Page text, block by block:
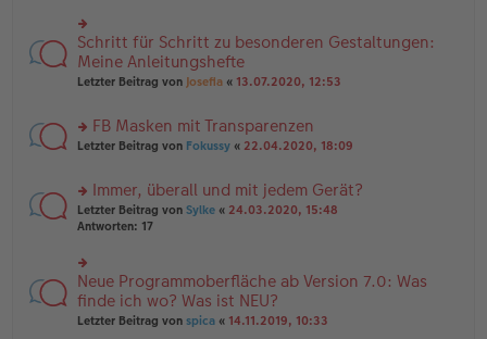
g
B
ei
tr
a
g
g
el
es
e
n
B
ei
tr
g
rs
te
r
u
g
el
es
n
er
B
a
g
Schritt für Schritt zu besonderen Gestaltungen:
Meine Anleitungshefte
Letzter Beitrag von Josefia « 13.07.2020, 12:53
rs
u
n
g
es
e
n
er
B
FB Masken mit Transparenzen
Letzter Beitrag von Fokussy « 22.04.2020, 18:09
rs
te
u
n
g
el
es
Immer, überall und mit jedem Gerät?
Letzter Beitrag von Sylke « 24.03.2020, 15:48
Antworten: 17
rs
te
r
u
Neue Programmoberfläche ab Version 7.0: Was
finde ich wo? Was ist NEU?
Letzter Beitrag von spica « 14.11.2019, 10:33